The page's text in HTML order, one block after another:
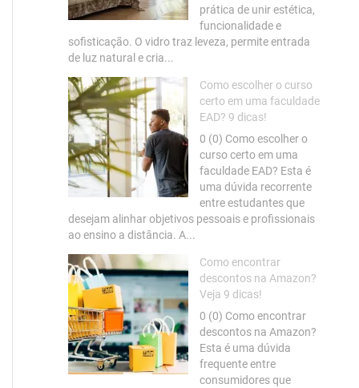
prática de unir estética,
funcionalidade e
sofisticação. O vidro traz leveza, permite entrada
de luz natural e cria...
Como escolher o curso
certo em uma faculdade
EAD? 9 dicas!
0 (0) Como escolher o
curso certo em uma
faculdade EAD? Esta é
uma dúvida recorrente
entre estudantes que
desejam alinhar objetivos pessoais e profissionais
ao ensino a distância. A...
Como encontrar
descontos na Amazon?
Veja 9 dicas!
0 (0) Como encontrar
descontos na Amazon?
Esta é uma dúvida
frequente entre
consumidores que